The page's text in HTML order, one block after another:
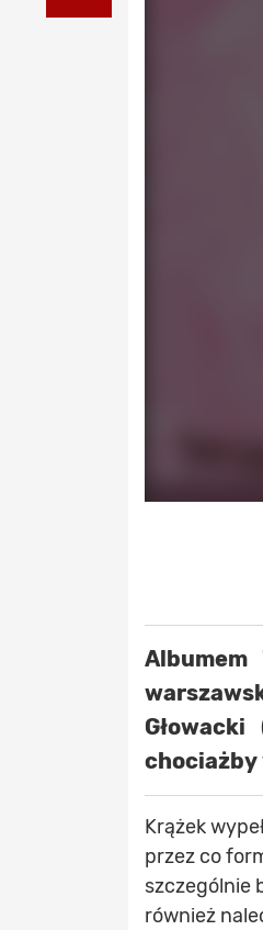
chociażby
Krążek
przez co
szczególnie
również